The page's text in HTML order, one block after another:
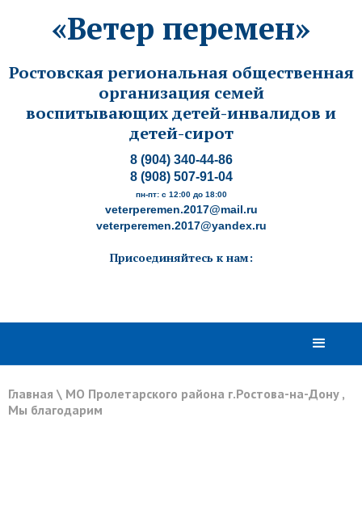
«Ветер перемен»
Ростовская региональная общественная
организация семей
воспитывающих детей-инвалидов и
детей-сирот
8 (904) 340-44-86
8 (908) 507-91-04
пн-пт: с 12:00 до 18:00
veterperemen.2017@mail.ru
veterperemen.2017@yandex.ru
Присоединяйтесь к нам:
Главная \ МО Пролетарского района г.Ростова-на-Дону ,
Мы благодарим